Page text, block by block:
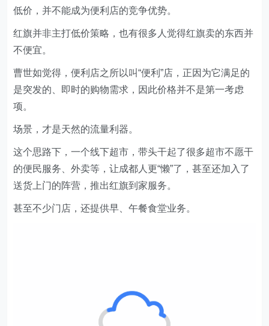
不便宜。
曹世如觉得，便利店之所以叫“便利”店，正因为它满足的
是突发的、即时的购物需求，因此价格并不是第一考虑
项。
场景，才是天然的流量利器。
这个思路下，一个线下超市，带头干起了很多超市不愿干
的便民服务、外卖等，让成都人更“懒”了，甚至还加入了
送货上门的阵营，推出红旗到家服务。
甚至不少门店，还提供早、午餐食堂业务。